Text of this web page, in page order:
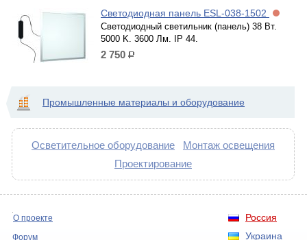
Светодиодная панель ESL-038-1502
Светодиодный светильник (панель) 38 Вт.
5000 K. 3600 Лм. IP 44.
2 750 р.
Промышленные материалы и оборудование
Осветительное оборудование
Монтаж освещения
Проектирование
Россия
Украина
О проекте
Форум